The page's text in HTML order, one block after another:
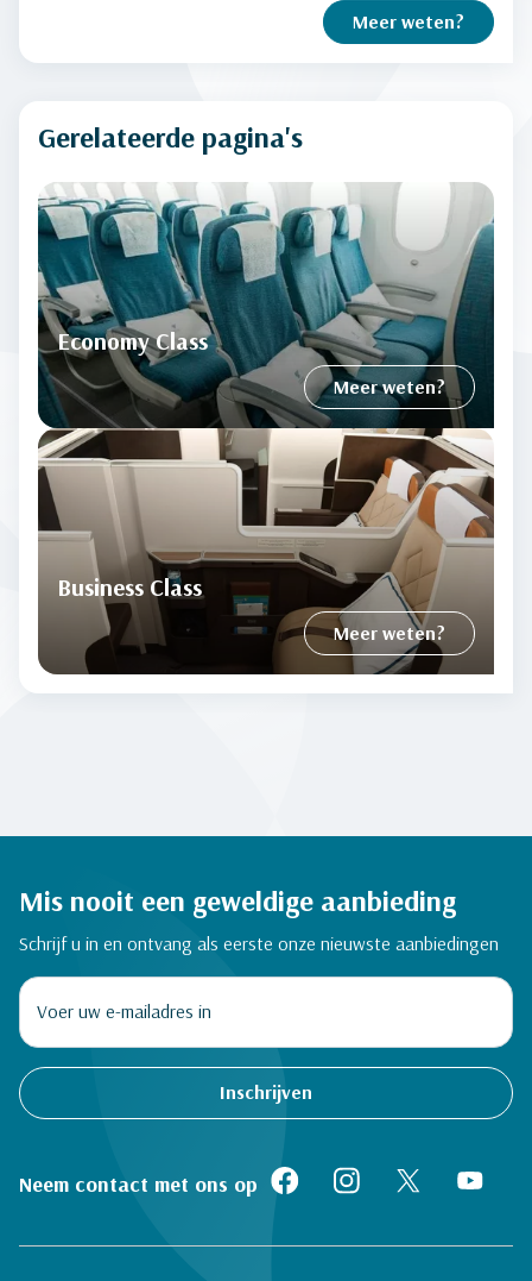
Meer weten?
Gerelateerde pagina's
Economy Class
Meer weten?
Business Class
Meer weten?
Mis nooit een geweldige aanbieding
Schrijf u in en ontvang als eerste onze nieuwste aanbiedingen
Inschrijven
Neem contact met ons op